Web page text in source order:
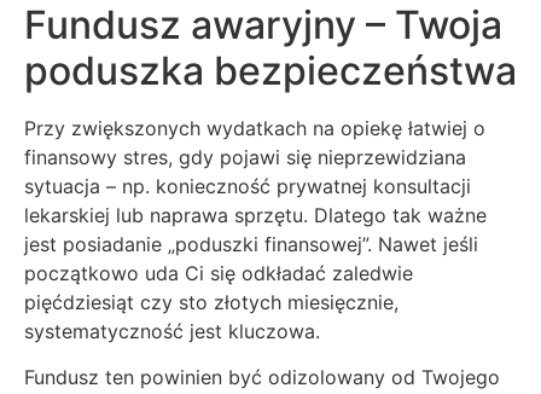
Fundusz awaryjny – Twoja
poduszka bezpieczeństwa
Przy zwiększonych wydatkach na opiekę łatwiej o
finansowy stres, gdy pojawi się nieprzewidziana
sytuacja – np. konieczność prywatnej konsultacji
lekarskiej lub naprawa sprzętu. Dlatego tak ważne
jest posiadanie „poduszki finansowej”. Nawet jeśli
początkowo uda Ci się odkładać zaledwie
pięćdziesiąt czy sto złotych miesięcznie,
systematyczność jest kluczowa.
Fundusz ten powinien być odizolowany od Twojego